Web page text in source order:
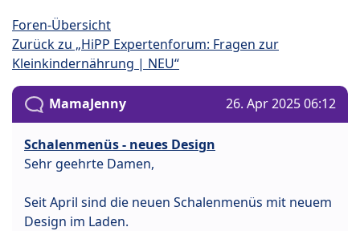
Foren-Übersicht
Zurück zu „HiPP Expertenforum: Fragen zur
Kleinkindernährung | NEU“
MamaJenny 26. Apr 2025 06:12
Schalenmenüs - neues Design
Sehr geehrte Damen,
Seit April sind die neuen Schalenmenüs mit neuem
Design im Laden.